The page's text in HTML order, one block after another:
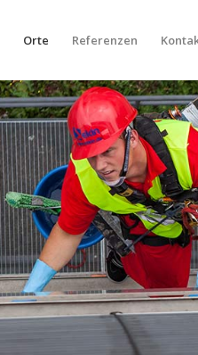
Orte Referenzen